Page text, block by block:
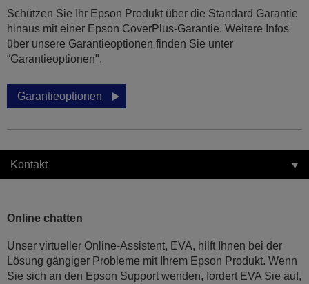
Schützen Sie Ihr Epson Produkt über die Standard Garantie
hinaus mit einer Epson CoverPlus-Garantie. Weitere Infos
über unsere Garantieoptionen finden Sie unter
“Garantieoptionen".
Garantieoptionen
Kontakt
Online chatten
Unser virtueller Online-Assistent, EVA, hilft Ihnen bei der
Lösung gängiger Probleme mit Ihrem Epson Produkt. Wenn
Sie sich an den Epson Support wenden, fordert EVA Sie auf,